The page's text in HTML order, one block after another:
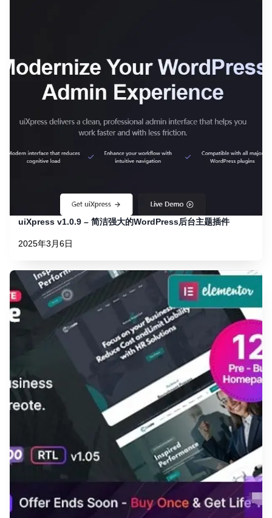
uiXpress v1.0.9 – 简洁强大的WordPress后台主题插件
2025年3月6日